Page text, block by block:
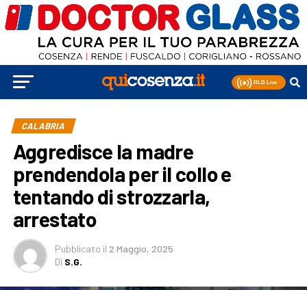
CALABRIA
Aggredisce la madre
prendendola per il collo e
tentando di strozzarla,
arrestato
Pubblicato il 2 Maggio, 2025
Di S.G.